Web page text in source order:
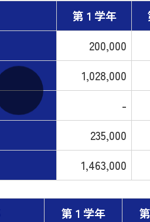
第１学年
200,000
1,028,000
-
235,000
1,463,000
第１学年